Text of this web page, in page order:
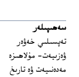
سەھىپىلەر
تەپسىلىي خەۋەر
ۋەزىيەت- مۇلاھىزە
مەدەنىيەت ۋە تارىخ